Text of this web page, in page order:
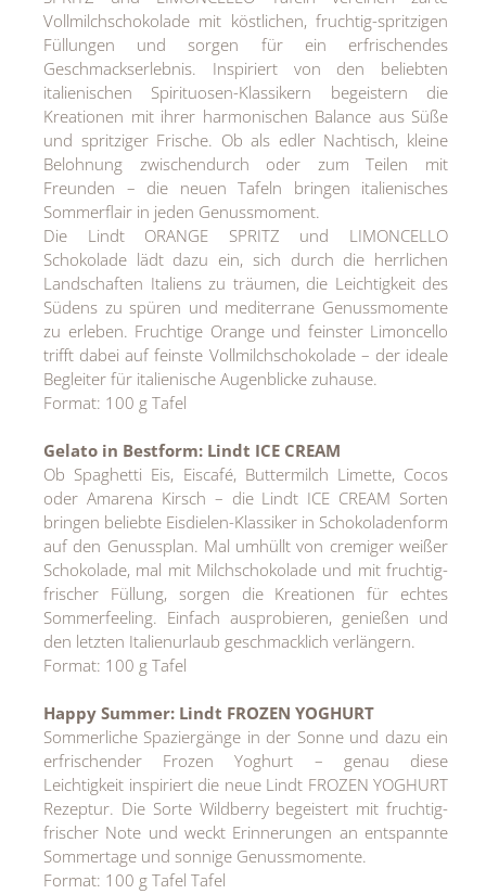
Vollmilchschokolade mit köstlichen, fruchtig-spritzigen
Füllungen und sorgen für ein erfrischendes
Geschmackserlebnis. Inspiriert von den beliebten
italienischen Spirituosen-Klassikern begeistern die
Kreationen mit ihrer harmonischen Balance aus Süße
und spritziger Frische. Ob als edler Nachtisch, kleine
Belohnung zwischendurch oder zum Teilen mit
Freunden – die neuen Tafeln bringen italienisches
Sommerflair in jeden Genussmoment.
Die Lindt ORANGE SPRITZ und LIMONCELLO
Schokolade lädt dazu ein, sich durch die herrlichen
Landschaften Italiens zu träumen, die Leichtigkeit des
Südens zu spüren und mediterrane Genussmomente
zu erleben. Fruchtige Orange und feinster Limoncello
trifft dabei auf feinste Vollmilchschokolade – der ideale
Begleiter für italienische Augenblicke zuhause.
Format: 100 g Tafel
Gelato in Bestform: Lindt ICE CREAM
Ob Spaghetti Eis, Eiscafé, Buttermilch Limette, Cocos
oder Amarena Kirsch – die Lindt ICE CREAM Sorten
bringen beliebte Eisdielen-Klassiker in Schokoladenform
auf den Genussplan. Mal umhüllt von cremiger weißer
Schokolade, mal mit Milchschokolade und mit fruchtig-
frischer Füllung, sorgen die Kreationen für echtes
Sommerfeeling. Einfach ausprobieren, genießen und
den letzten Italienurlaub geschmacklich verlängern.
Format: 100 g Tafel
Happy Summer: Lindt FROZEN YOGHURT
Sommerliche Spaziergänge in der Sonne und dazu ein
erfrischender Frozen Yoghurt – genau diese
Leichtigkeit inspiriert die neue Lindt FROZEN YOGHURT
Rezeptur. Die Sorte Wildberry begeistert mit fruchtig-
frischer Note und weckt Erinnerungen an entspannte
Sommertage und sonnige Genussmomente.
Format: 100 g Tafel Tafel